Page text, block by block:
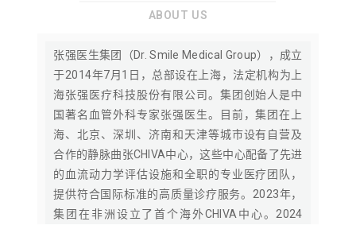
海、北京、深圳、济南和天津等城市设有自营及
的血流动力学评估设施和全职的专业医疗团队，
提供符合国际标准的高质量诊疗服务。2023年，
集团在非洲设立了首个海外CHIVA中心。2024
年，美国Dr. Smile Medical Group投入运营，并全
面启动国际化进程。2025年，集团在纽约曼哈顿
设立美国总部及管理服务组织（MSO），完成NPI
注册，正式取得美国医疗服务提供者身份编码，
为CHIVA中心在美落地奠定基础，标志着CHIVA理
念迈入美国医疗体系。
（下滑了解更多）